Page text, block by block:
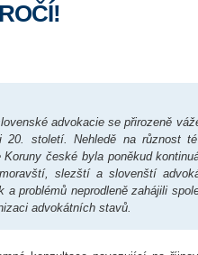
advokacie se přirozeně
20. století. Nehledě na různost
české byla poněkud
slezští a slovenští
a problémů neprodleně zahájili
advokátních stavů.